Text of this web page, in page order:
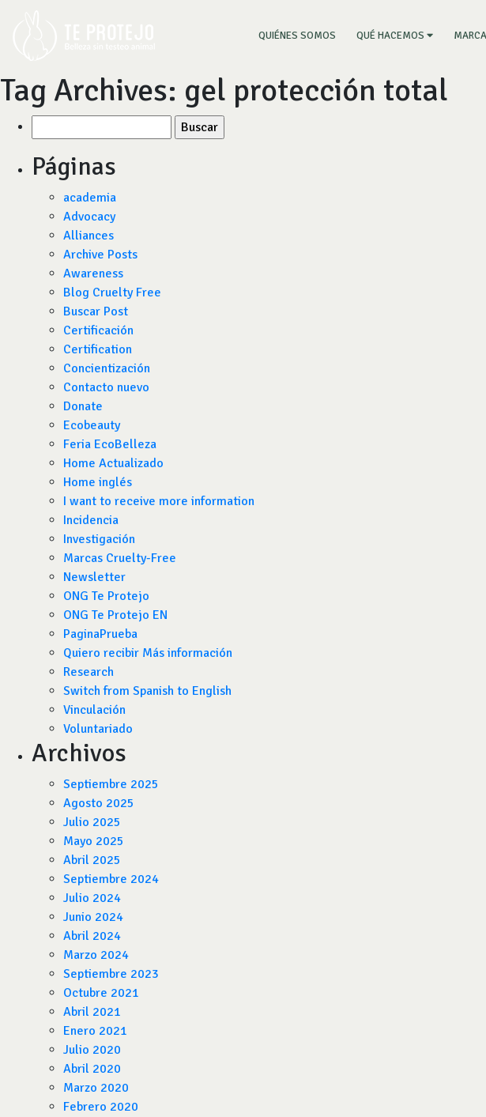
QUIÉNES SOMOS (CURRENT)
QUÉ HACEMOS
Tag Archives: gel protección total
por:
Páginas
academia
Advocacy
Alliances
Archive Posts
Awareness
Blog Cruelty Free
Buscar Post
Certificación
Certification
Concientización
Contacto nuevo
Donate
Ecobeauty
Feria EcoBelleza
Home Actualizado
Home inglés
I want to receive more information
Incidencia
Investigación
Marcas Cruelty-Free
Newsletter
ONG Te Protejo
ONG Te Protejo EN
PaginaPrueba
Quiero recibir Más información
Research
Switch from Spanish to English
Vinculación
Voluntariado
Archivos
Septiembre 2025
Agosto 2025
Julio 2025
Mayo 2025
Abril 2025
Septiembre 2024
Julio 2024
Junio 2024
Abril 2024
Marzo 2024
Septiembre 2023
Octubre 2021
Abril 2021
Enero 2021
Julio 2020
Abril 2020
Marzo 2020
Febrero 2020